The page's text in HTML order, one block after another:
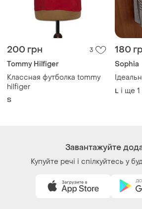
200 грн 3
Tommy Hilfiger
Классная футболка tommy
hilfiger
S
180
Sophia
L і ще 1
Завантажуйте
Купуйте речі і спілкуйтесь у